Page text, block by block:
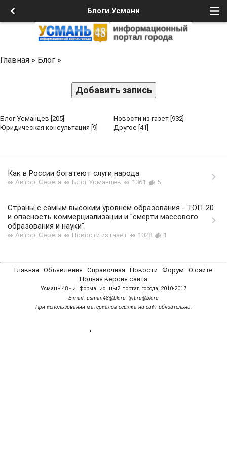
Блоги Усмани
Главная » Блог »
Добавить запись
Блог Усманцев [205] Новости из газет [932]
Юридическая консультация [9] Другое [41]
Как в России богатеют слуги народа
Автор: Серёга Блог Усманцев 1361 5
Страны с самым высоким уровнем образования - ТОП-20
и опасность коммерциализации и "смерти массового
образования и науки".
Автор: Серёга Новости из газет 1028 1
Главная Объявления Справочная Новости Форум
О сайте
Полная версия сайта
Усмань 48 - информационный портал города, 2010-2017
Е-mail: usman48@bk.ru; tyit.ru@bk.ru
При использовании материалов ссылка на сайт обязательна.
'